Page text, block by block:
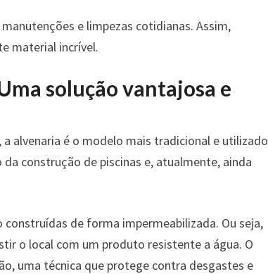
e limpezas cotidianas. Assim,
material incrível.
solução vantajosa e
alvenaria é o modelo mais tradicional e utilizado
construção de piscinas e, atualmente, ainda
construídas de forma impermeabilizada. Ou seja,
o local com um produto resistente a água. O
uma técnica que protege contra desgastes e